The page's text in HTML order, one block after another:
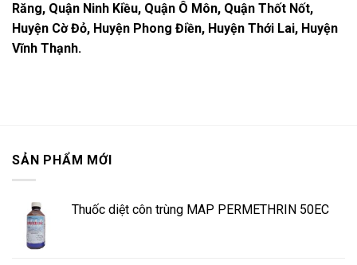
Răng, Quận Ninh Kiều, Quận Ô Môn, Quận Thốt Nốt,
Huyện Cờ Đỏ, Huyện Phong Điền, Huyện Thới Lai, Huyện
Vĩnh Thạnh.
SẢN PHẨM MỚI
Thuốc diệt côn trùng MAP PERMETHRIN 50EC